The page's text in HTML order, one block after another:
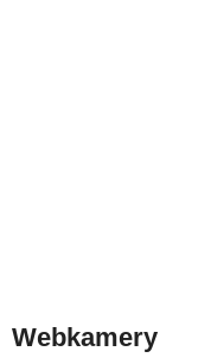
Webkamery